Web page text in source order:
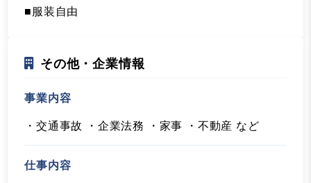
■服装自由
その他・企業情報
事業内容
・交通事故 ・企業法務 ・家事 ・不動産 など
仕事内容